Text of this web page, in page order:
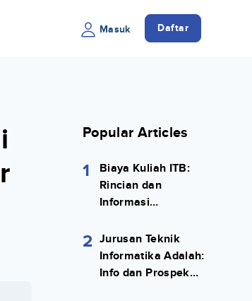
Masuk Daftar
Popular Articles
1
Biaya Kuliah ITB:
Rincian dan
Informasi
2 Jurusan Teknik
Informatika Adalah:
Info dan Prospek